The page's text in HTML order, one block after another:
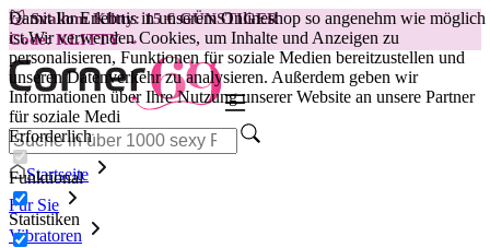
Damit Ihr Erlebnis in unserem Onlineshop so angenehm wie möglich
ist.Wir verwenden Cookies, um Inhalte und Anzeigen zu
personalisieren, Funktionen für soziale Medien bereitzustellen und
unseren Datenverkehr zu analysieren. Außerdem geben wir
Informationen über Ihre Nutzung unserer Website an unsere Partner
für soziale Medi
Erforderlich
Funktional
Statistiken
😽Svakom Klitty: 15 € GÜNSTIGER
Code: KLITTY →
Startseite
Für Sie
Vibratoren